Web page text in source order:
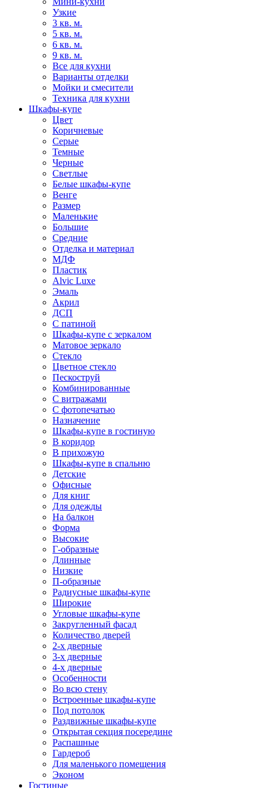
Узкие
3 кв. м.
5 кв. м.
6 кв. м.
9 кв. м.
Все для кухни
Варианты отделки
Мойки и смесители
Техника для кухни
Шкафы-купе
Цвет
Коричневые
Серые
Темные
Черные
Светлые
Белые шкафы-купе
Венге
Размер
Маленькие
Большие
Средние
Отделка и материал
МДФ
Пластик
Alvic Luxe
Эмаль
Акрил
ДСП
С патиной
Шкафы-купе с зеркалом
Матовое зеркало
Стекло
Цветное стекло
Пескоструй
Комбинированные
С витражами
С фотопечатью
Назначение
Шкафы-купе в гостиную
В коридор
В прихожую
Шкафы-купе в спальню
Детские
Офисные
Для книг
Для одежды
На балкон
Форма
Высокие
Г-образные
Длинные
Низкие
П-образные
Радиусные шкафы-купе
Широкие
Угловые шкафы-купе
Закругленный фасад
Количество дверей
2-х дверные
3-х дверные
4-х дверные
Особенности
Во всю стену
Встроенные шкафы-купе
Под потолок
Раздвижные шкафы-купе
Открытая секция посередине
Распашные
Гардероб
Для маленького помещения
Эконом
Гостиные